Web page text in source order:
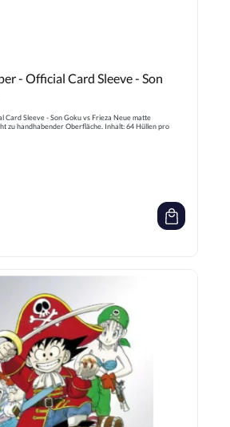
Bewertung von 0 von 5 Sternen
- Official Card Sleeve - Son
Card Sleeve - Son Goku vs Frieza Neue matte
zu handhabender Oberfläche. Inhalt: 64 Hüllen pro